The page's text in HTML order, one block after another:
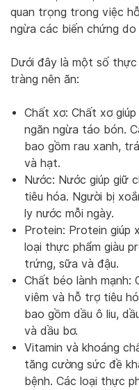
quan trọng trong việc
ngừa các biến chứng
Dưới đây là một số
tràng nên ăn:
Chất xơ: Chất xơ
ngăn ngừa táo bón.
bao gồm rau xanh,
và hạt.
Nước: Nước giúp giữ
tiêu hóa. Người bị
ly nước mỗi ngày.
Protein: Protein giúp
loại thực phẩm giàu
trứng, sữa và đậu.
Chất béo lành mạnh:
viêm và hỗ trợ tiêu
bao gồm dầu ô liu,
và dầu bơ.
Vitamin và khoáng
tăng cường sức đề
bệnh. Các loại thực